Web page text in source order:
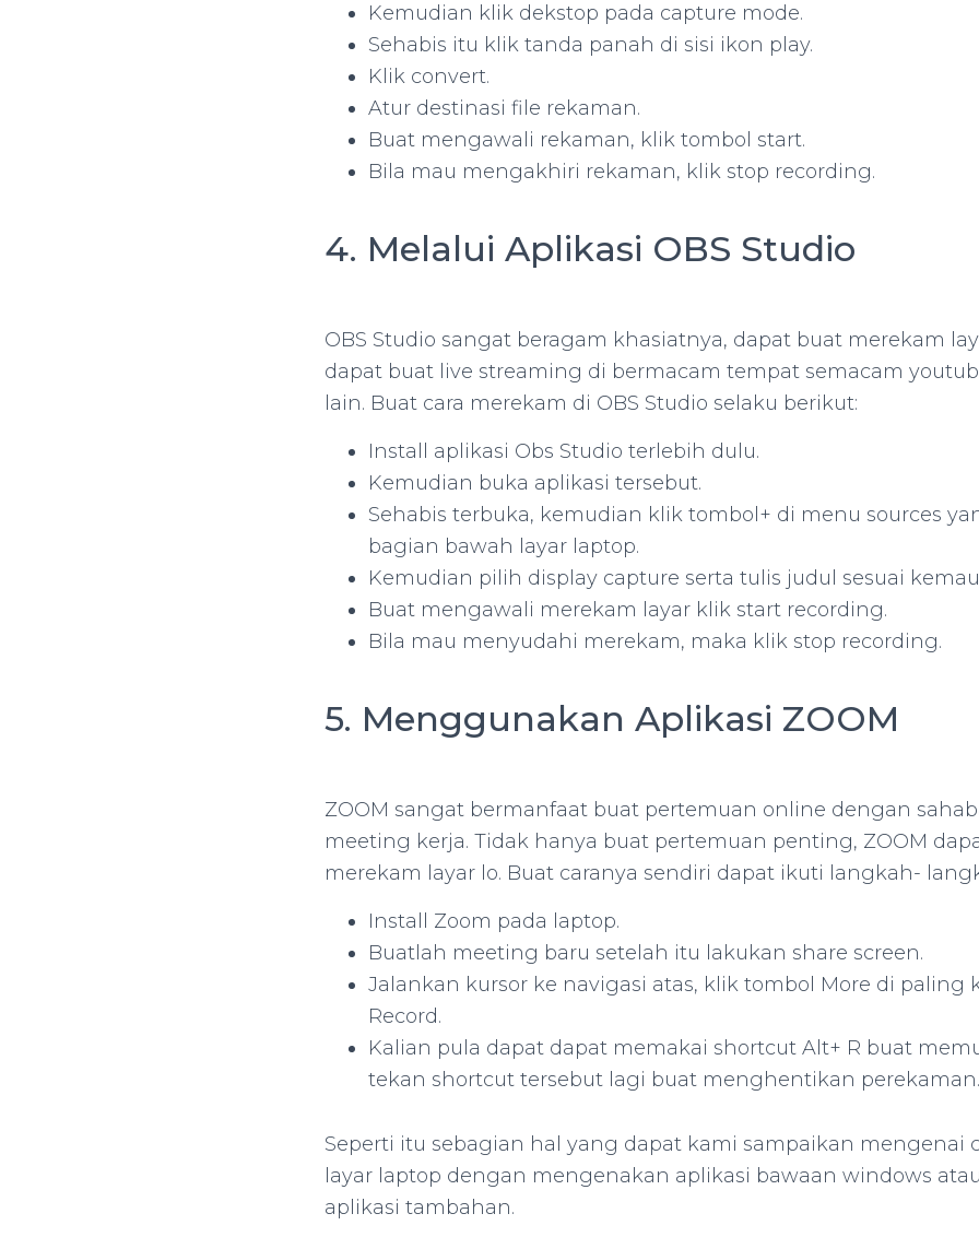
Kemudian klik dekstop pada capture mode.
Sehabis itu klik tanda panah di sisi ikon play.
Klik convert.
Atur destinasi file rekaman.
Buat mengawali rekaman, klik tombol start.
Bila mau mengakhiri rekaman, klik stop recording.
4. Melalui Aplikasi OBS Studio
OBS Studio sangat beragam khasiatnya, dapat buat merekam
dapat buat live streaming di bermacam tempat semacam
lain. Buat cara merekam di OBS Studio selaku berikut:
Install aplikasi Obs Studio terlebih dulu.
Kemudian buka aplikasi tersebut.
Sehabis terbuka, kemudian klik tombol+ di menu sources
bagian bawah layar laptop.
Kemudian pilih display capture serta tulis judul sesuai
Buat mengawali merekam layar klik start recording.
Bila mau menyudahi merekam, maka klik stop recording.
5. Menggunakan Aplikasi ZOOM
ZOOM sangat bermanfaat buat pertemuan online dengan
meeting kerja. Tidak hanya buat pertemuan penting, ZOOM
merekam layar lo. Buat caranya sendiri dapat ikuti langkah-
Install Zoom pada laptop.
Buatlah meeting baru setelah itu lakukan share screen.
Jalankan kursor ke navigasi atas, klik tombol More di paling
Record.
Kalian pula dapat dapat memakai shortcut Alt+ R buat
tekan shortcut tersebut lagi buat menghentikan perekaman.
Seperti itu sebagian hal yang dapat kami sampaikan mengenai
layar laptop dengan mengenakan aplikasi bawaan windows
aplikasi tambahan.